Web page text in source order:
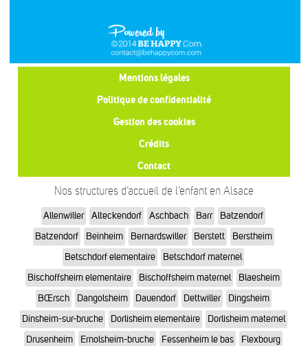
Mentions légales
Politique de confidentialité
Gestion des cookies
Crédits
Contact
Nos structures d’accueil de l’enfant en Alsace
Allenwiller Alteckendorf Aschbach Barr
Batzendorf
Batzendorf
Beinheim Bernardswiller Berstett
Berstheim
Betschdorf elementaire
Betschdorf maternel
Bischoffsheim elementaire
Bischoffsheim maternel
Blaesheim
BŒrsch
Dangolsheim Dauendorf Dettwiller
Dingsheim
Dinsheim-sur-bruche
Dorlisheim elementaire
Dorlisheim maternel
Drusenheim
Ernolsheim-bruche Fessenheim le bas
Flexbourg